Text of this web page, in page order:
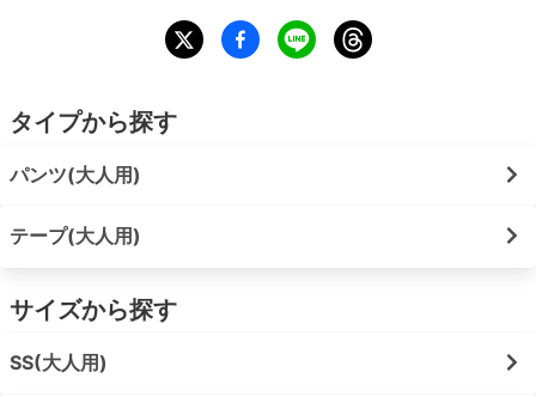
タイプから探す
パンツ(大人用)
テープ(大人用)
サイズから探す
SS(大人用)